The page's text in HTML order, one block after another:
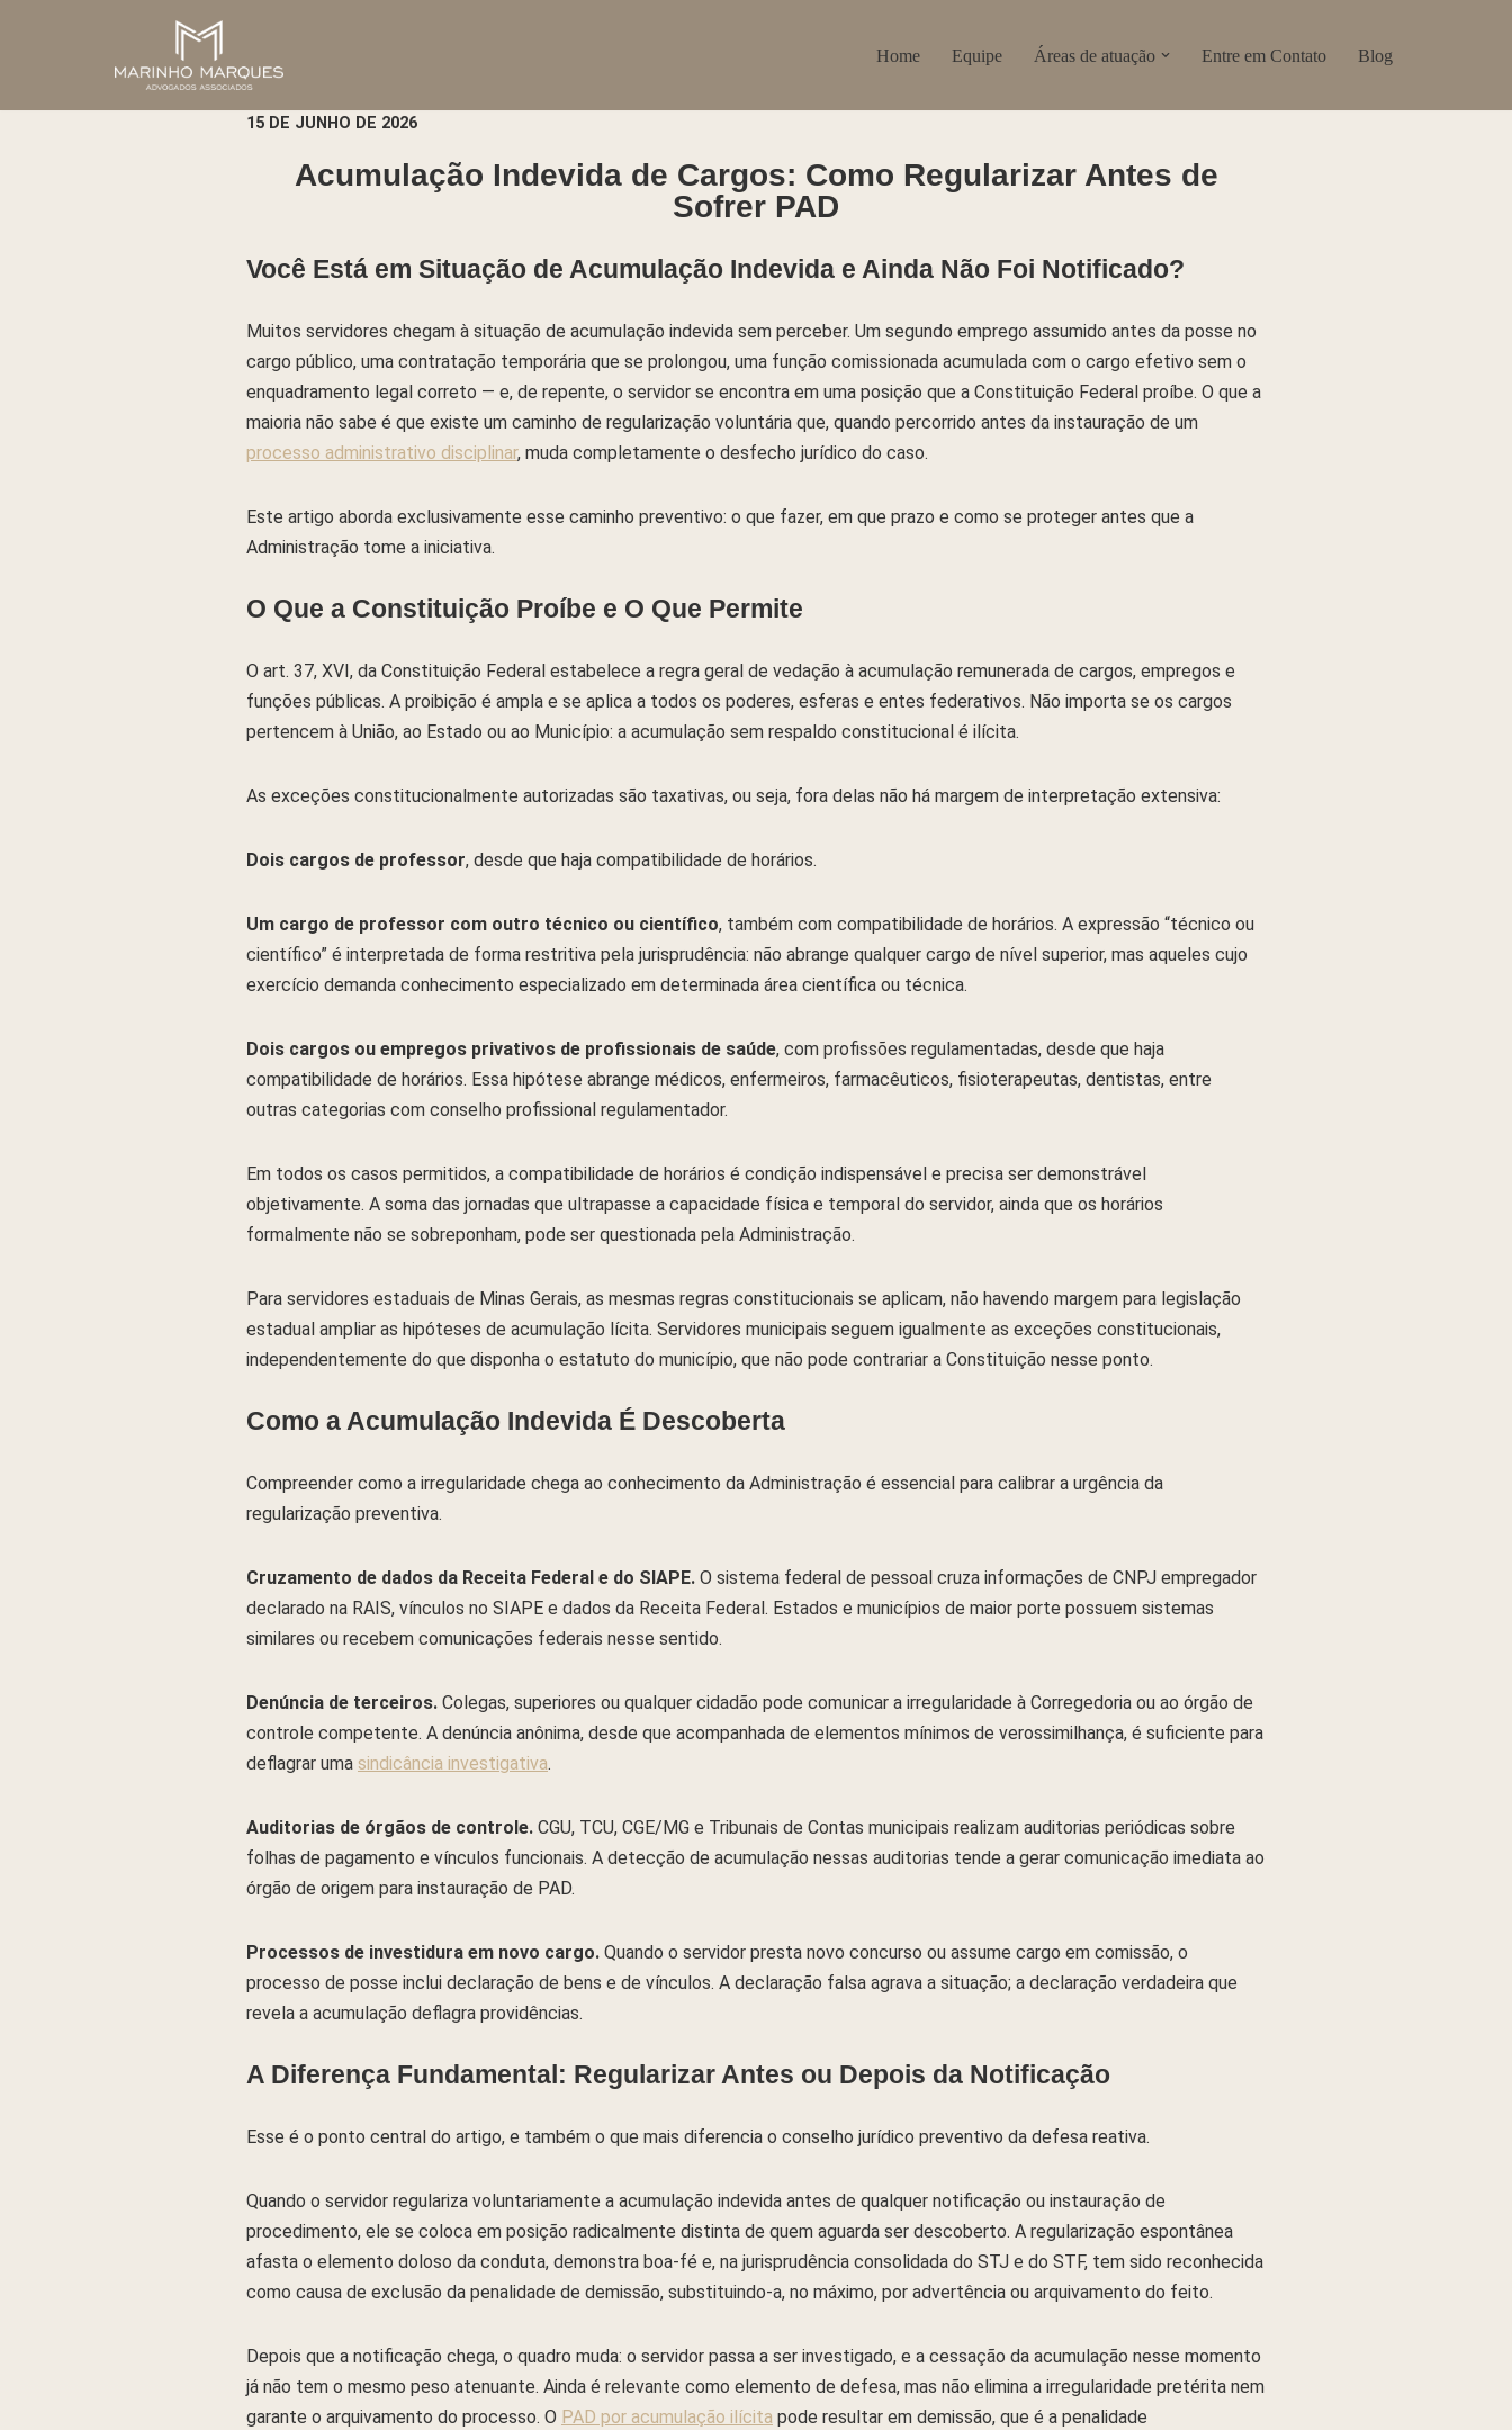
Home Equipe Áreas de atuação Entre em Contato Blog
15 DE JUNHO DE 2026
Acumulação Indevida de Cargos: Como Regularizar Antes de
Sofrer PAD
Você Está em Situação de Acumulação Indevida e Ainda Não Foi Notificado?
Muitos servidores chegam à situação de acumulação indevida sem perceber. Um segundo emprego assumido antes da posse no
cargo público, uma contratação temporária que se prolongou, uma função comissionada acumulada com o cargo efetivo sem o
enquadramento legal correto — e, de repente, o servidor se encontra em uma posição que a Constituição Federal proíbe. O que a
maioria não sabe é que existe um caminho de regularização voluntária que, quando percorrido antes da instauração de um
processo administrativo disciplinar, muda completamente o desfecho jurídico do caso.
Este artigo aborda exclusivamente esse caminho preventivo: o que fazer, em que prazo e como se proteger antes que a
Administração tome a iniciativa.
O Que a Constituição Proíbe e O Que Permite
O art. 37, XVI, da Constituição Federal estabelece a regra geral de vedação à acumulação remunerada de cargos, empregos e
funções públicas. A proibição é ampla e se aplica a todos os poderes, esferas e entes federativos. Não importa se os cargos
pertencem à União, ao Estado ou ao Município: a acumulação sem respaldo constitucional é ilícita.
As exceções constitucionalmente autorizadas são taxativas, ou seja, fora delas não há margem de interpretação extensiva:
Dois cargos de professor, desde que haja compatibilidade de horários.
Um cargo de professor com outro técnico ou científico, também com compatibilidade de horários. A expressão “técnico ou
científico” é interpretada de forma restritiva pela jurisprudência: não abrange qualquer cargo de nível superior, mas aqueles cujo
exercício demanda conhecimento especializado em determinada área científica ou técnica.
Dois cargos ou empregos privativos de profissionais de saúde, com profissões regulamentadas, desde que haja
compatibilidade de horários. Essa hipótese abrange médicos, enfermeiros, farmacêuticos, fisioterapeutas, dentistas, entre
outras categorias com conselho profissional regulamentador.
Em todos os casos permitidos, a compatibilidade de horários é condição indispensável e precisa ser demonstrável
objetivamente. A soma das jornadas que ultrapasse a capacidade física e temporal do servidor, ainda que os horários
formalmente não se sobreponham, pode ser questionada pela Administração.
Para servidores estaduais de Minas Gerais, as mesmas regras constitucionais se aplicam, não havendo margem para legislação
estadual ampliar as hipóteses de acumulação lícita. Servidores municipais seguem igualmente as exceções constitucionais,
independentemente do que disponha o estatuto do município, que não pode contrariar a Constituição nesse ponto.
Como a Acumulação Indevida É Descoberta
Compreender como a irregularidade chega ao conhecimento da Administração é essencial para calibrar a urgência da
regularização preventiva.
Cruzamento de dados da Receita Federal e do SIAPE. O sistema federal de pessoal cruza informações de CNPJ empregador
declarado na RAIS, vínculos no SIAPE e dados da Receita Federal. Estados e municípios de maior porte possuem sistemas
similares ou recebem comunicações federais nesse sentido.
Denúncia de terceiros. Colegas, superiores ou qualquer cidadão pode comunicar a irregularidade à Corregedoria ou ao órgão de
controle competente. A denúncia anônima, desde que acompanhada de elementos mínimos de verossimilhança, é suficiente para
deflagrar uma sindicância investigativa.
Auditorias de órgãos de controle. CGU, TCU, CGE/MG e Tribunais de Contas municipais realizam auditorias periódicas sobre
folhas de pagamento e vínculos funcionais. A detecção de acumulação nessas auditorias tende a gerar comunicação imediata ao
órgão de origem para instauração de PAD.
Processos de investidura em novo cargo. Quando o servidor presta novo concurso ou assume cargo em comissão, o
processo de posse inclui declaração de bens e de vínculos. A declaração falsa agrava a situação; a declaração verdadeira que
revela a acumulação deflagra providências.
A Diferença Fundamental: Regularizar Antes ou Depois da Notificação
Esse é o ponto central do artigo, e também o que mais diferencia o conselho jurídico preventivo da defesa reativa.
Quando o servidor regulariza voluntariamente a acumulação indevida antes de qualquer notificação ou instauração de
procedimento, ele se coloca em posição radicalmente distinta de quem aguarda ser descoberto. A regularização espontânea
afasta o elemento doloso da conduta, demonstra boa-fé e, na jurisprudência consolidada do STJ e do STF, tem sido reconhecida
como causa de exclusão da penalidade de demissão, substituindo-a, no máximo, por advertência ou arquivamento do feito.
Depois que a notificação chega, o quadro muda: o servidor passa a ser investigado, e a cessação da acumulação nesse momento
já não tem o mesmo peso atenuante. Ainda é relevante como elemento de defesa, mas não elimina a irregularidade pretérita nem
garante o arquivamento do processo. O PAD por acumulação ilícita pode resultar em demissão, que é a penalidade